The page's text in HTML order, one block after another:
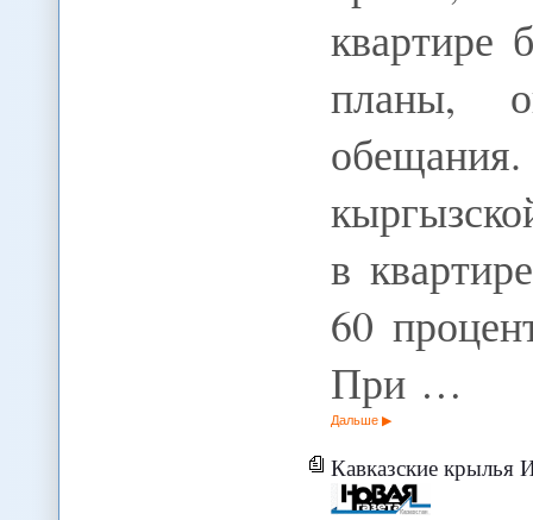
квартире
планы,
в
60
При …
Дальше
Кавказские